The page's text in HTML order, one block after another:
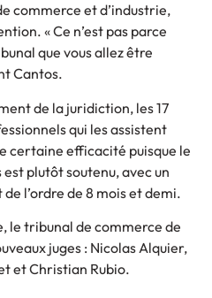
commerce et d’industrie,
« Ce n’est pas parce
que vous allez être
Cantos.
de la juridiction, les 17
qui les assistent
certaine efficacité puisque le
plutôt soutenu, avec un
l’ordre de 8 mois et demi.
le tribunal de commerce de
juges : Nicolas Alquier,
et Christian Rubio.